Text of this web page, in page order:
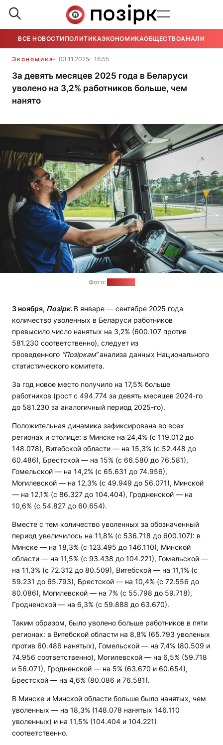
ВСЕ НОВОСТИ ПОЛИТИКАЭКОНОМИКАОБЩЕСТВОАНАЛИТИКА
Экономика 03.11.2025 16:55
За девять месяцев 2025 года в Беларуси
уволено на 3,2% работников больше, чем
нанято
Фото:
3 ноября, Позірк. В январе — сентябре 2025 года
количество уволенных в Беларуси работников
превысило число нанятых на 3,2% (600.107 против
581.230 соответственно), следует из
проведенного “Позіркам“анализа данных Национального
статистического комитета.
За год новое место получило на 17,5% больше
работников (рост с 494.774 за девять месяцев 2024-го
до 581.230 за аналогичный период 2025-го).
Положительная динамика зафиксирована во всех
регионах и столице: в Минске на 24,4% (с 119.012 до
148.078), Витебской области — на 15,3% (с 52.448 до
60.486), Брестской — на 15% (с 66.580 до 76.581),
Гомельской — на 14,2% (с 65.631 до 74.956),
Могилевской — на 12,3% (с 49.949 до 56.071), Минской
— на 12,1% (с 86.327 до 104.404), Гродненской — на
10,6% (с 54.827 до 60.654).
Вместе с тем количество уволенных за обозначенный
период увеличилось на 11,8% (с 536.718 до 600.107): в
Минске — на 18,3% (с 123.495 до 146.110), Минской
области — на 11,5% (с 93.438 до 104.221), Гомельской —
на 11,3% (с 72.312 до 80.509), Витебской — на 11,1% (с
59.231 до 65.793), Брестской — на 10,4% (с 72.556 до
80.086), Могилевской — на 7% (с 55.798 до 59.718),
Гродненской — на 6,3% (с 59.888 до 63.670).
Таким образом, было уволено больше работников в пяти
регионах: в Витебской области на 8,8% (65.793 уволеных
против 60.486 нанятых), Гомельской — на 7,4% (80.509 и
74.956 соответственно), Могилевской — на 6,5% (59.718
и 56.071), Гродненской — на 5% (63.670 и 60.654),
Брестской — на 4,6% (80.086 и 76.581).
В Минске и Минской области больше было нанятых, чем
уволенных — на 18,3% (148.078 нанятых 146.110
уволенных) и на 11,5% (104.404 и 104.221)
соответственно.